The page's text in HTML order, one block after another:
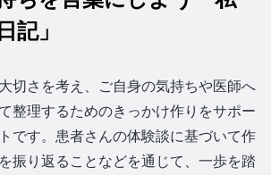
記」
切さを考え、ご自身の気持ちや医師へ
整理するためのきっかけ作りをサポー
です。患者さんの体験談に基づいて作
振り返ることなどを通じて、一歩を踏